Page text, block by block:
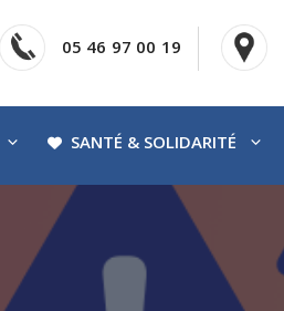
05 46 97 00 19
SANTÉ & SOLIDARITÉ